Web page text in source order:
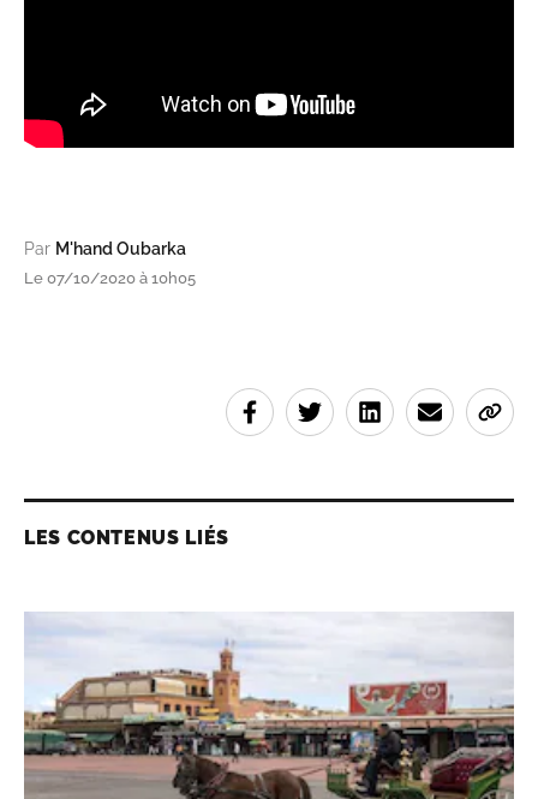
Par M'hand Oubarka
Le 07/10/2020 à 10h05
LES CONTENUS LIÉS